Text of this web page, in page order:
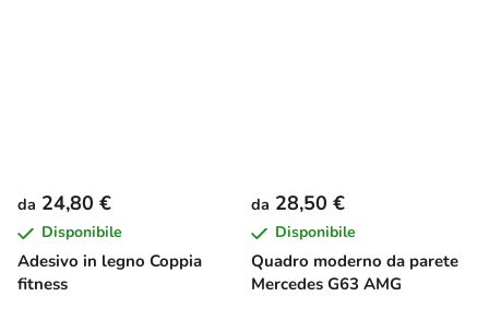
Adesivo in legno Coppia
fitness
da 24,80 €
Disponibile
Quadro moderno da parete
Mercedes G63 AMG
da 28,50 €
Disponibile